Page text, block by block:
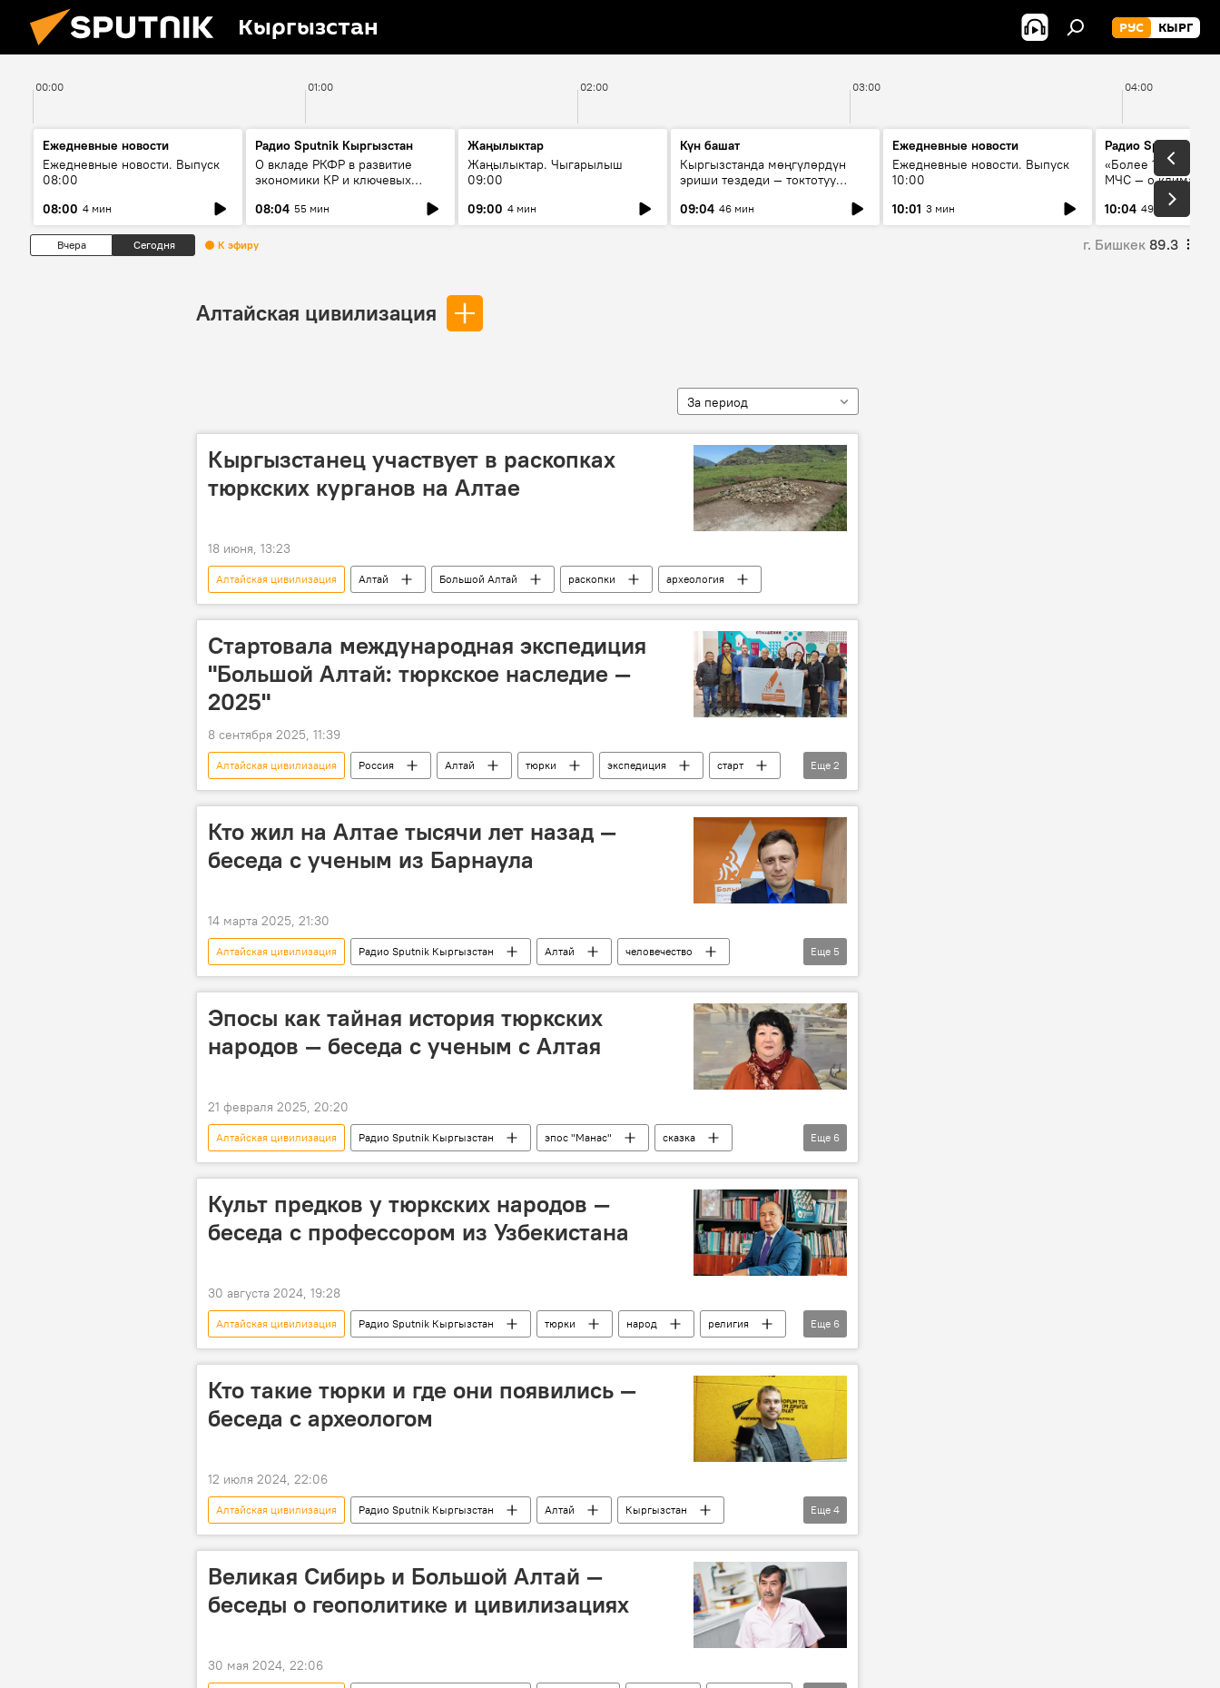
Кыргызстан РУС КЫРГ
00:00 01:00 02:00 03:00 04:00
Ежедневные новости
Ежедневные новости. Выпуск
08:00
08:00 4 мин
Радио Sputnik Кыргызстан
О вкладе РКФР в развитие
экономики КР и ключевых
08:04 55 мин
Жаңылыктар
Жаңылыктар. Чыгарылыш
09:00
09:00 4 мин
Күн башат
Кыргызстанда мөңгүлөрдүн
эриши тездеди — токтотуу
09:04 46 мин
Ежедневные новости
Ежедневные новости. Выпуск
10:00
10:01 3 мин
Радио Sputnik
«Более 1200 сёл в
МЧС — о климате,
системе
населения
10:04 49 мин
Вчера Сегодня К эфиру г. Бишкек 89.3
Алтайская цивилизация
За период
Кыргызстанец участвует в раскопках
тюркских курганов на Алтае
18 июня, 13:23
Алтайская цивилизация Алтай Большой Алтай раскопки археология
Стартовала международная экспедиция
"Большой Алтай: тюркское наследие —
2025"
8 сентября 2025, 11:39
Алтайская цивилизация Россия Алтай тюрки экспедиция
старт
Кыргызстан
фото
Еще 2
Кто жил на Алтае тысячи лет назад —
беседа с ученым из Барнаула
14 марта 2025, 21:30
Алтайская цивилизация Радио Sputnik Кыргызстан Алтай
человечество
история
археология тюрки Особый акцент Барнаул
Еще 5
Эпосы как тайная история тюркских
народов — беседа с ученым с Алтая
21 февраля 2025, 20:20
Алтайская цивилизация Радио Sputnik Кыргызстан эпос "Манас"
сказка
сказитель
сказание фольклор тюрки
Кыргызстан
Еще 6
Культ предков у тюркских народов —
беседа с профессором из Узбекистана
30 августа 2024, 19:28
Алтайская цивилизация Радио Sputnik Кыргызстан тюрки народ
религия
шаманы
мусульмане традиции история
Центральная Азия
Еще 6
Кто такие тюрки и где они появились —
беседа с археологом
12 июля 2024, 22:06
Алтайская цивилизация Радио Sputnik Кыргызстан Алтай
Кыргызстан
тюрки
история археология Особый акцент Николай Серёгин
Еще 4
Великая Сибирь и Большой Алтай —
беседы о геополитике и цивилизациях
30 мая 2024, 22:06